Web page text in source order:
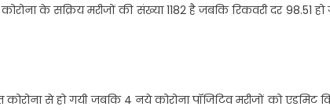
के सक्रिय मरीजों की संख्या 1182 है जबकि रिकवरी दर 98.51 हो
से हो गयी जबकि 4 नये कोरोना पॉजिटिव मरीजों को एडमिट